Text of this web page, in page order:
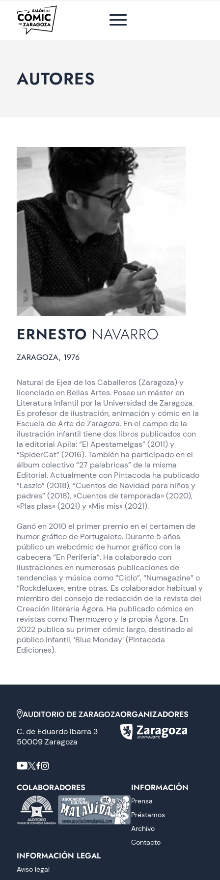
AUTORES
ERNESTO NAVARRO
ZARAGOZA, 1976
Natural de Ejea de los Caballeros (Zaragoza) y
licenciado en Bellas Artes. Posee un máster en
Literatura Infantil por la Universidad de Zaragoza.
Es profesor de ilustración, animación y cómic en la
Escuela de Arte de Zaragoza. En el campo de la
ilustración infantil tiene dos libros publicados con
la editorial Apila: “El Apestamelgas” (2011) y
“SpiderCat” (2016). También ha participado en el
álbum colectivo “27 palabricas” de la misma
Editorial. Actualmente con Pintacoda ha publicado
“Laszlo” (2018), “Cuentos de Navidad para niños y
padres” (2018), «Cuentos de temporada» (2020),
«Plas plas» (2021) y «Mis mis» (2021).
Ganó en 2010 el primer premio en el certamen de
humor gráfico de Portugalete. Durante 5 años
público un webcómic de humor gráfico con la
cabecera “En Periferia”. Ha colaborado con
ilustraciones en numerosas publicaciones de
tendencias y música como “Ciclo”, “Numagazine” o
“Rockdeluxe», entre otras. Es colaborador habitual y
miembro del consejo de redacción de la revista del
Creación literaria Ágora. Ha publicado cómics en
revistas como Thermozero y la propia Ágora. En
2022 publica su primer cómic largo, destinado al
público infantil, ‘Blue Monday’ (Pintacoda
Ediciones).
AUDITORIO DE ZARAGOZA
C. de Eduardo Ibarra 3
50009 Zaragoza
ORGANIZADORES
COLABORADORES INFORMACIÓN
Prensa
Préstamos
Archivo
Contacto
INFORMACIÓN LEGAL
Aviso legal